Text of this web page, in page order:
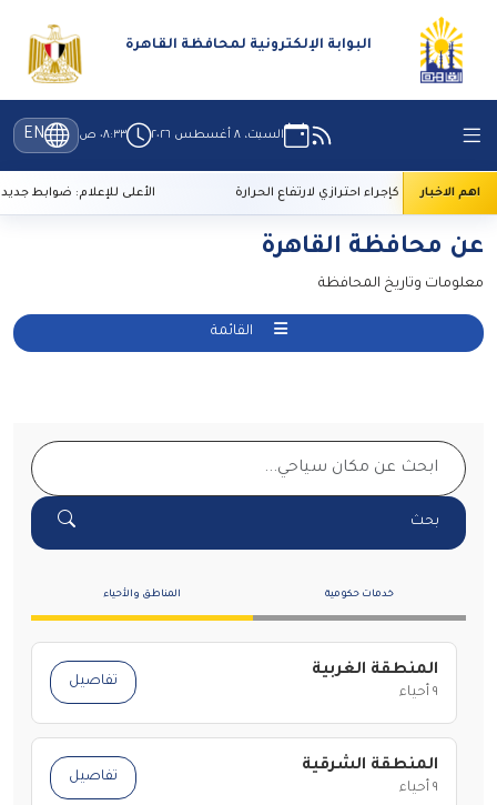
البوابة الإلكترونية لمحافظة القاهرة
السبت، ٨ أغسطس ٢٠٢٦ ٠٨:٣٣ ص EN
اهم الاخبار
الحديد كإجراء احترازي لارتفاع الحرارة الأعلى للإعلام: ضوابط جديدة
عن محافظة القاهرة
معلومات وتاريخ المحافظة
القائمة
بحث
خدمات حكومية المناطق والأحياء
المنطقة الغربية
٩ أحياء
تفاصيل
المنطقة الشرقية
٩ أحياء
تفاصيل